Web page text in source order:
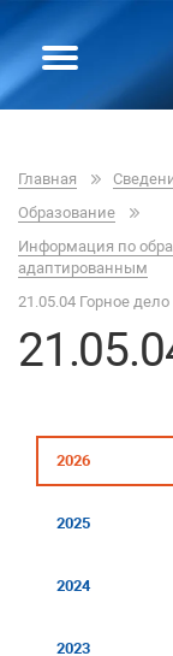
Главная
Образование
Информация по
адаптированным
21.05.04 Горное дело
2026
2025
2024
2023